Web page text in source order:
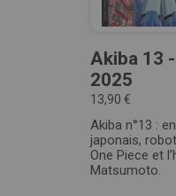
Akiba 13
2025
13,90 €
Akiba n°13 :
japonais,
One Piece et
Matsumoto.